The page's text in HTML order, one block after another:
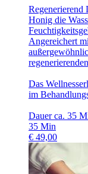
Regenerierend
Honig die
Angereichert
Das
im
Dauer ca. 35
35 Min
€ 49,00